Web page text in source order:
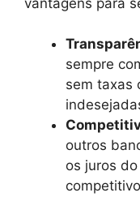
sempre
sem taxas
outros
os juros do